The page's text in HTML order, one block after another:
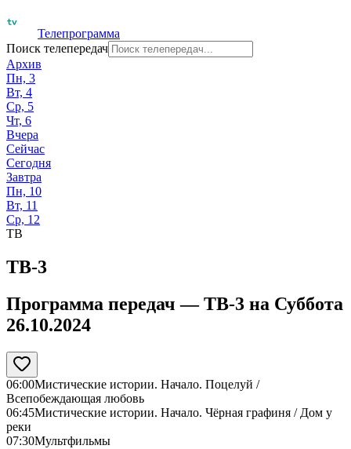
Телепрограмма
Поиск телепередач
Архив
Пн, 3
Вт, 4
Ср, 5
Чт, 6
Вчера
Сейчас
Сегодня
Завтра
Пн, 10
Вт, 11
Ср, 12
ТВ
ТВ-3
Программа передач —ТВ-3 на Суббота
26.10.2024
06:00Мистические истории. Начало. Поцелуй /
Всепобеждающая любовь
06:45Мистические истории. Начало. Чёрная графиня / Дом у
реки
07:30Мультфильмы